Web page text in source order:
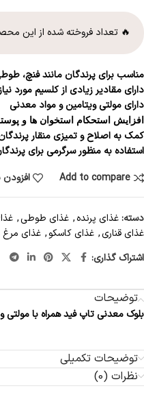
🔥 تعداد فروخته شده از این
مناسب برای پرندگان مانند فنچ،
دارای مقادیر زیادی از کلسیم مورد
دارای مولتی ویتامین و مواد معدنی
افزایش استحکام استخوان ها و
کمک به اصلاح و تمیزی منقار
استفاده به منظور سرگرمی برای
Add to compare
افزودن
دسته:غذای پرنده, غذای طوطی,
غذای قناری, غذای کاسکو, غذای
اشتراک گذاری:
توضیحات
بلوک معدنی تاپ فید همراه با مولتی
توضیحات تکمیلی
نظرات (0)